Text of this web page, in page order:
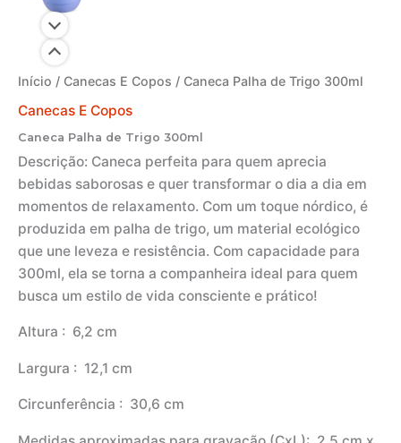
Início / Canecas E Copos / Caneca Palha de Trigo 300ml
Canecas E Copos
Caneca Palha de Trigo 300ml
Descrição: Caneca perfeita para quem aprecia
bebidas saborosas e quer transformar o dia a dia em
momentos de relaxamento. Com um toque nórdico, é
produzida em palha de trigo, um material ecológico
que une leveza e resistência. Com capacidade para
300ml, ela se torna a companheira ideal para quem
busca um estilo de vida consciente e prático!
Altura : 6,2 cm
Largura : 12,1 cm
Circunferência : 30,6 cm